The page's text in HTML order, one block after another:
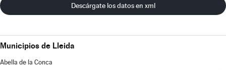
Descárgate los datos en xml
Municipios de Lleida
Abella de la Conca